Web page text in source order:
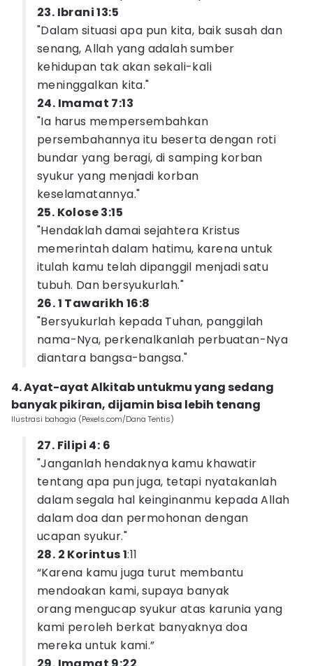
23. Ibrani 13:5
"Dalam situasi apa pun kita, baik susah dan
senang, Allah yang adalah sumber
kehidupan tak akan sekali-kali
meninggalkan kita."
24. Imamat 7:13
"Ia harus mempersembahkan
persembahannya itu beserta dengan roti
bundar yang beragi, di samping korban
syukur yang menjadi korban
keselamatannya."
25. Kolose 3:15
"Hendaklah damai sejahtera Kristus
memerintah dalam hatimu, karena untuk
itulah kamu telah dipanggil menjadi satu
tubuh. Dan bersyukurlah."
26. 1 Tawarikh 16:8
"Bersyukurlah kepada Tuhan, panggilah
nama-Nya, perkenalkanlah perbuatan-Nya
diantara bangsa-bangsa."
4. Ayat-ayat Alkitab untukmu yang sedang
banyak pikiran, dijamin bisa lebih tenang
Ilustrasi bahagia (Pexels.com/Dana Tentis)
27. Filipi 4: 6
"Janganlah hendaknya kamu khawatir
tentang apa pun juga, tetapi nyatakanlah
dalam segala hal keinginanmu kepada Allah
dalam doa dan permohonan dengan
ucapan syukur."
28. 2 Korintus 1:11
“Karena kamu juga turut membantu
mendoakan kami, supaya banyak
orang mengucap syukur atas karunia yang
kami peroleh berkat banyaknya doa
mereka untuk kami.”